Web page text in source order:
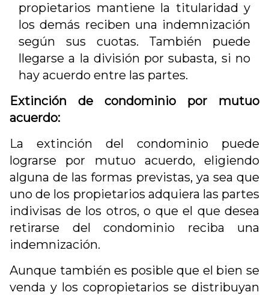
propietarios mantiene la titularidad y
los demás reciben una indemnización
según sus cuotas. También puede
llegarse a la división por subasta, si no
hay acuerdo entre las partes.
Extinción de condominio por mutuo
acuerdo:
La extinción del condominio puede
lograrse por mutuo acuerdo, eligiendo
alguna de las formas previstas, ya sea que
uno de los propietarios adquiera las partes
indivisas de los otros, o que el que desea
retirarse del condominio reciba una
indemnización.
Aunque también es posible que el bien se
venda y los copropietarios se distribuyan